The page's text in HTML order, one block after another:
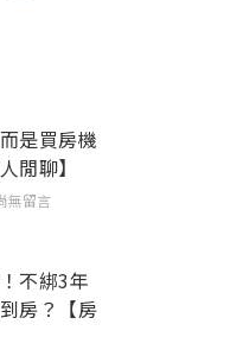
p
e
是買房機
閒聊】
無留言
不綁3年
房？【房